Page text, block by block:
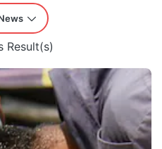
Result(s)